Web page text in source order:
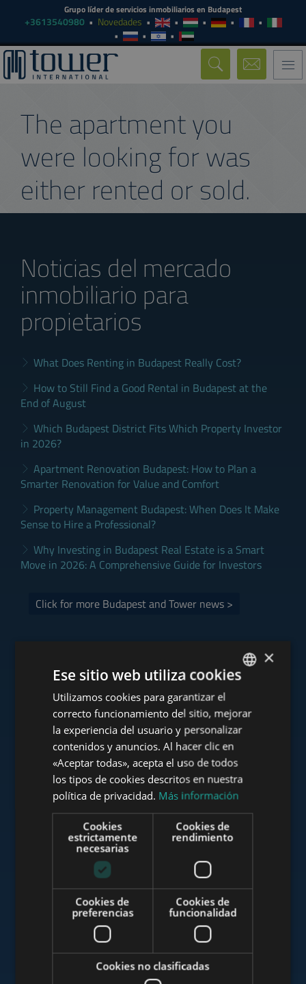
Grupo líder de servicios inmobiliarios en Budapest
+3613540980 Novedades
The apartment you
were looking for was
either rented or sold.
Noticias del mercado
inmobiliario para
propietarios
What Does Renting in Budapest Really Cost?
How to Still Find a Good Rental in Budapest at the
End of August
Which Budapest District Fits Which Property Investor
in 2026?
Apartment Renovation Budapest: How to Plan a
Smarter Renovation for Value and Comfort
Property Management Budapest: When Does It Make
Sense to Hire a Professional?
Why Investing in Budapest Real Estate is a Smart
Move in 2026: A Comprehensive Guide for Investors
Click for more Budapest and Tower news >
Consulte nuestra cartera
www.tower-investments.com
www.towerassistance.com
ENGLISH
HUNGARIAN
FRENCH
SPANISH
RUSSIAN
×
Ese sitio web utiliza cookies
Utilizamos cookies para garantizar el
correcto funcionamiento del sitio, mejorar
la experiencia del usuario y personalizar
contenidos y anuncios. Al hacer clic en
«Aceptar todas», acepta el uso de todos
los tipos de cookies descritos en nuestra
política de privacidad. Más información
Cookies
estrictamente
necesarias
Cookies de
rendimiento
Cookies de
preferencias
Cookies de
funcionalidad
Cookies no clasificadas